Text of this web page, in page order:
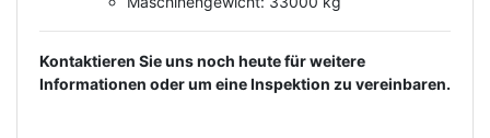
Kontaktieren Sie uns noch heute für weitere
Informationen oder um eine Inspektion zu vereinbaren.